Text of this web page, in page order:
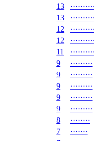
13 ·········
13 ·········
12 ·········
12 ·········
11 ·········
9 ·········
9 ·········
9 ·········
9 ·········
9 ·········
8 ········
7 ·······